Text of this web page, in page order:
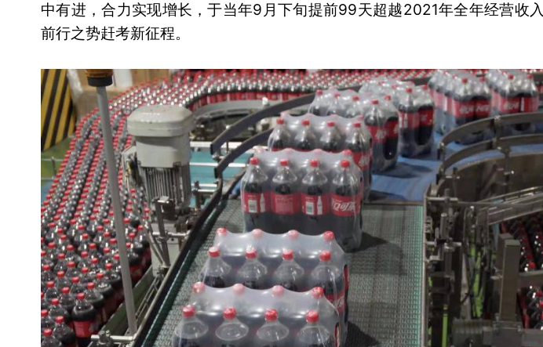
中有进，合力实现增长，于当年9月下旬提前99天超越2021年全年经营收
前行之势赶考新征程。